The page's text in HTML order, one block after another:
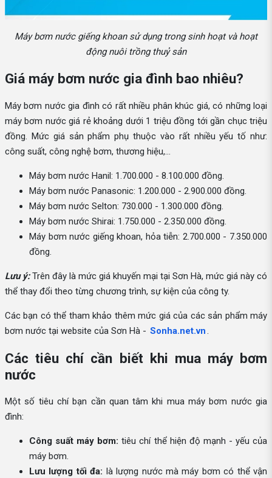
Máy bơm nước giếng khoan sử dụng trong sinh hoạt và hoạt
động nuôi trồng thuỷ sản
Giá máy bơm nước gia đình bao nhiêu?
Máy bơm nước gia đình có rất nhiều phân khúc giá, có những loại
máy bơm nước giá rẻ khoảng dưới 1 triệu đồng tới gần chục triệu
đồng. Mức giá sản phẩm phụ thuộc vào rất nhiều yếu tố như:
công suất, công nghệ bơm, thương hiệu,...
Máy bơm nước Hanil: 1.700.000 - 8.100.000 đồng.
Máy bơm nước Panasonic: 1.200.000 - 2.900.000 đồng.
Máy bơm nước Selton: 730.000 - 1.300.000 đồng.
Máy bơm nước Shirai: 1.750.000 - 2.350.000 đồng.
Máy bơm nước giếng khoan, hỏa tiễn: 2.700.000 - 7.350.000
đồng.
Lưu ý:Trên đây là mức giá khuyến mại tại Sơn Hà, mức giá này có
thể thay đổi theo từng chương trình, sự kiện của công ty.
Các bạn có thể tham khảo thêm mức giá của các sản phẩm máy
bơm nước tại website của Sơn Hà - Sonha.net.vn.
Các tiêu chí cần biết khi mua máy bơm
nước
Một số tiêu chí bạn cần quan tâm khi mua máy bơm nước gia
đình:
Công suất máy bơm: tiêu chí thể hiện độ mạnh - yếu của
máy bơm.
Lưu lượng tối đa: là lượng nước mà máy bơm có thể vận